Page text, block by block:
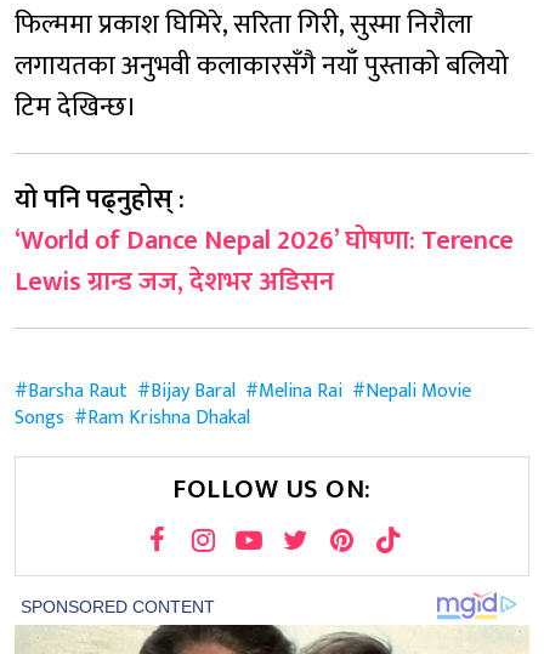
फिल्ममा प्रकाश घिमिरे, सरिता गिरी, सुस्मा निरौला
लगायतका अनुभवी कलाकारसँगै नयाँ पुस्ताको बलियो
टिम देखिन्छ।
यो पनि पढ्नुहोस् :
‘World of Dance Nepal 2026’ घोषणा: Terence
Lewis ग्रान्ड जज, देशभर अडिसन
Barsha Raut Bijay Baral Melina Rai
Nepali Movie
Songs
Ram Krishna Dhakal
FOLLOW US ON: